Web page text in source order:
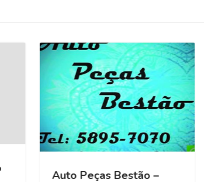
GDR Comercio de Auto